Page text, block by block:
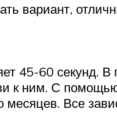
вариант,
45-60 секунд.
к ним. С
Все